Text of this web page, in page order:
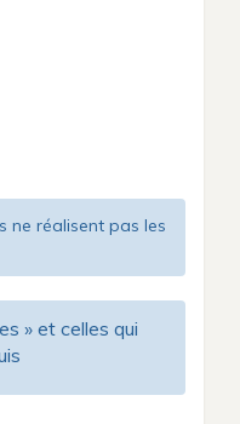
ne réalisent pas les
» et celles qui